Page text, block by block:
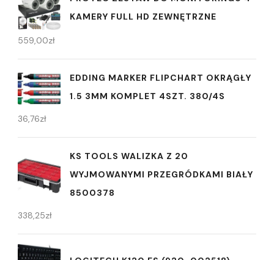
KAMERY FULL HD ZEWNĘTRZNE
559,00zł
EDDING MARKER FLIPCHART OKRĄGŁY
1.5 3MM KOMPLET 4SZT. 380/4S
36,76zł
KS TOOLS WALIZKA Z 20
WYJMOWANYMI PRZEGRÓDKAMI BIAŁY
8500378
338,25zł